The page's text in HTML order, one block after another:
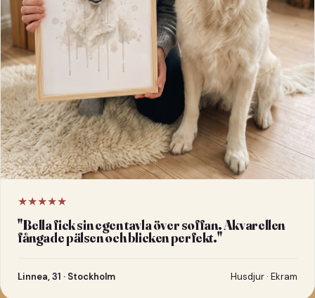
★★★★★
"Bella fick sin egen tavla över soffan. Akvarellen
fångade pälsen och blicken perfekt."
Linnea, 31 · Stockholm Husdjur · Ekram